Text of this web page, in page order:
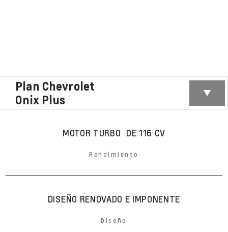
Plan Chevrolet
Onix Plus
MOTOR TURBO DE 116 CV
Rendimiento
DISEÑO RENOVADO E IMPONENTE
Diseño